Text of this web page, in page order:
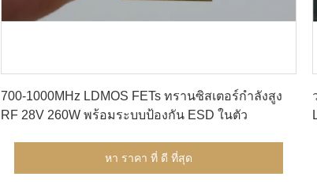
700-1000MHz LDMOS FETs ทรานซิสเตอร์กำลังสูง
RF 28V 260W พร้อมระบบป้องกัน ESD ในตัว
หา ราคา ที่ ดี ที่สุด